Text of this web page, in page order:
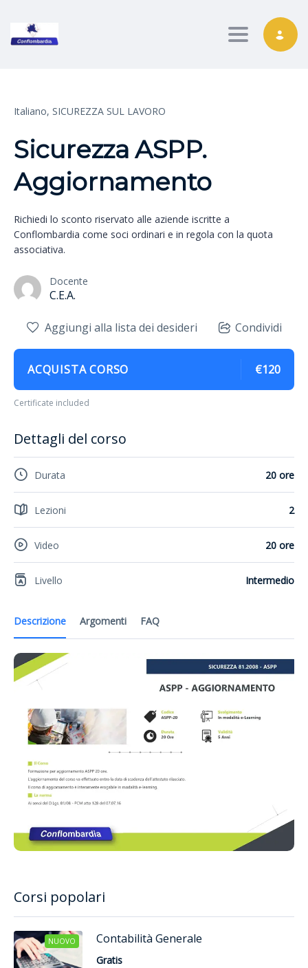
Toggle
Italiano, SICUREZZA SUL LAVORO
Sicurezza ASPP.
Aggiornamento
Richiedi lo sconto riservato alle aziende iscritte a
Conflombardia come soci ordinari e in regola con la quota
associativa.
Docente
C.E.A.
Descrizione Argomenti FAQ
Aggiungi alla lista dei desideri Condividi
ACQUISTA CORSO €120
Certificate included
Dettagli del corso
Durata 20 ore
Lezioni 2
Video 20 ore
Livello Intermedio
Corsi popolari
NUOVO Contabilità Generale
Gratis